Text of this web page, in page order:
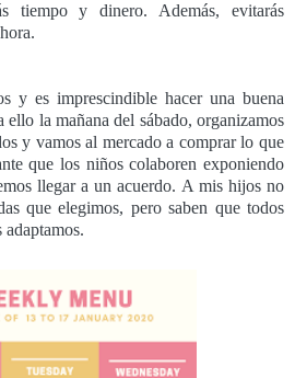
tiempo y dinero. Además, evitarás
y es imprescindible hacer una buena
la mañana del sábado, organizamos
y vamos al mercado a comprar lo que
que los niños colaboren exponiendo
llegar a un acuerdo. A mis hijos no
que elegimos, pero saben que todos
adaptamos.